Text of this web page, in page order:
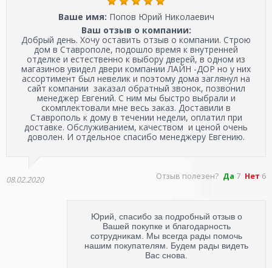
Ваше имя: Попов Юрий Николаевич
Ваш отзыв о компании:
Добрый день. Хочу оставить отзыв о компании. Строю
дом в Ставрополе, подошло время к внутренней
отделке и естественно к выбору дверей, в одном из
магазинов увидел двери компании ЛАЙН -ДОР но у них
ассортимент был невелик и поэтому дома заглянул на
сайт компании заказал обратный звонок, позвонил
менеджер Евгений. С ним мы быстро выбрали и
скомплектовали мне весь заказ. Доставили в
Ставрополь к дому в течении недели, оплатил при
доставке. Обслуживанием, качеством и ценой очень
доволен. И отдельное спасибо менеджеру Евгению.
08.02.2020 Отзыв полезен? Да 7 Нет 6
Юрий, спасибо за подробный отзыв о
Вашей покупке и благодарность
сотрудникам. Мы всегда рады помочь
нашим покупателям. Будем рады видеть
Вас снова.